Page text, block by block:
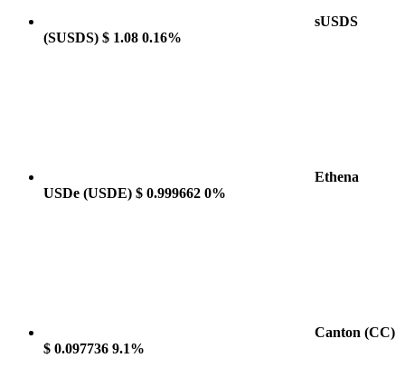
sUSDS
(SUSDS) $ 1.08 0.16%
Ethena
USDe (USDE) $ 0.999662 0%
Canton (CC)
$ 0.097736 9.1%